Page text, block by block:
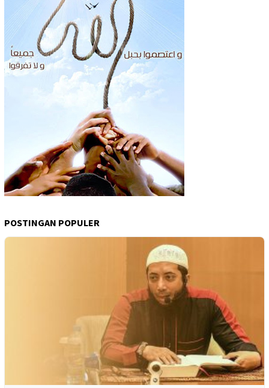
POSTINGAN POPULER